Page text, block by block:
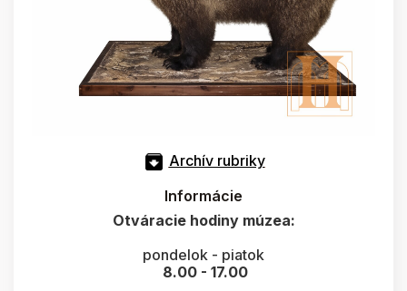
Archív rubriky
Informácie
Otváracie hodiny múzea:
pondelok - piatok
8.00 - 17.00